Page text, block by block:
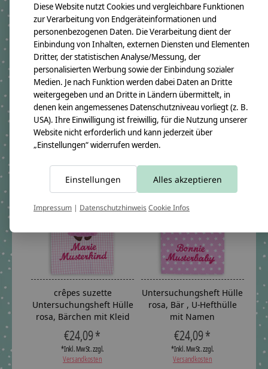
Untersuchungsheft Hülle
aus Stoff, Wimpelkette
€24,09 *
*Inkl. MwSt. zzgl.
Versandkosten
crêpes suzette
Untersuchungsheft Hülle
rot, Reh
€24,09 *
crêpes suzette
Untersuchungsheft Hülle
rosa, Bärchen mit Kleid
€24,09 *
*Inkl. MwSt. zzgl.
Versandkosten
Untersuchungsheft Hülle
rosa, Bär , U-Hefthülle
mit Namen
€24,09 *
*Inkl. MwSt. zzgl.
Versandkosten
Diese Website nutzt Cookies und vergleichbare Funktionen
zur Verarbeitung von Endgeräteinformationen und
personenbezogenen Daten. Die Verarbeitung dient der
Einbindung von Inhalten, externen Diensten und Elementen
Dritter, der statistischen Analyse/Messung, der
personalisierten Werbung sowie der Einbindung sozialer
Medien. Je nach Funktion werden dabei Daten an Dritte
weitergegeben und an Dritte in Ländern übermittelt, in
denen kein angemessenes Datenschutzniveau vorliegt (z. B.
USA). Ihre Einwilligung ist freiwillig, für die Nutzung unserer
Website nicht erforderlich und kann jederzeit über
„Einstellungen“ widerrufen werden.
Einstellungen Alles akzeptieren
Impressum | DatenschutzhinweisCookie Infos